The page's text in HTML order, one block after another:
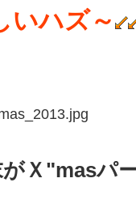
いハズ～
Ｘ"masパ